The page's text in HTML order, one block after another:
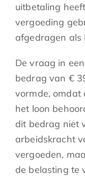
uitbetaling
vergoeding
afgedragen als
De vraag in
bedrag van €
vormde, omdat
het loon
dit bedrag niet
arbeidskracht
vergoeden,
de belasting te